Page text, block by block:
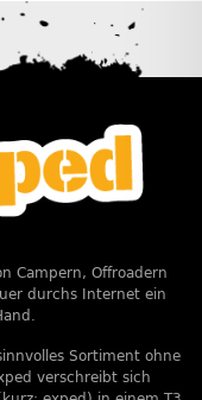
Campern, Offroadern
durchs Internet ein
Sortiment ohne
verschreibt sich